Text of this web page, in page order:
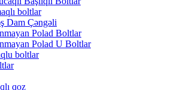
boltlar
Dam Çəngəli
Polad Boltlar
Polad U Boltlar
boltlar
qoz